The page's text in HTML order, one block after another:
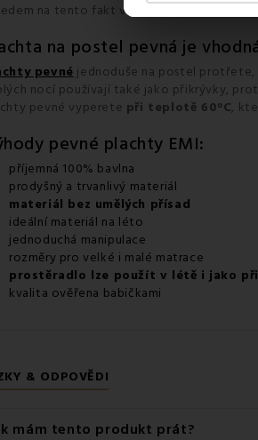
na tento fakt v rozměru 240cm, ale
na postel pevná je
pevnéjednoduše na postel protřete,
nocí používají také jako přikrývky,
pevné vyperete při teplotě 60°C,
pevné plachty EMI:
příjemná 100% bavlna
prodyšný a trvanlivý materiál
materiál bez umělých přísad
ideální materiál na léto
jednoduchá manipulace
rozměry pro velké i malé matrace
prostěradlo lze použít v létě i jako
kvalita ověřena babičkami
& ODPOVĚDI
mám tento produkt prát?